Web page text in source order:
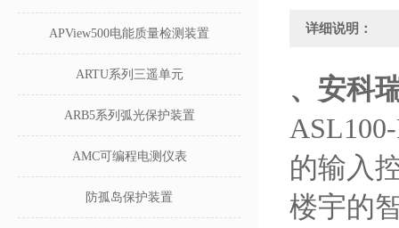
APView500电能质量检测装置
ARTU系列三遥单元
ARB5系列弧光保护装置
AMC可编程电测仪表
防孤岛保护装置
详细说明：
、安科
的输入
楼宇的